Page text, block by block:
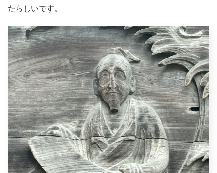
たらしいです。